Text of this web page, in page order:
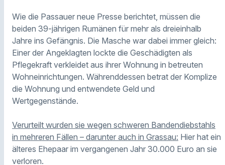
Wie die Passauer neue Presse berichtet, müssen die
beiden 39-jährigen Rumänen für mehr als dreieinhalb
Jahre ins Gefängnis. Die Masche war dabei immer gleich:
Einer der Angeklagten lockte die Geschädigten als
Pflegekraft verkleidet aus ihrer Wohnung in betreuten
Wohneinrichtungen. Währenddessen betrat der Komplize
die Wohnung und entwendete Geld und
Wertgegenstände.
Verurteilt wurden sie wegen schweren Bandendiebstahls
in mehreren Fällen – darunter auch in Grassau: Hier hat ein
älteres Ehepaar im vergangenen Jahr 30.000 Euro an sie
verloren.